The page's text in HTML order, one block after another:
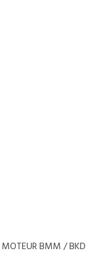
MOTEUR BMM / BKD